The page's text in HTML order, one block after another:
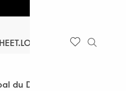
du Dourlin